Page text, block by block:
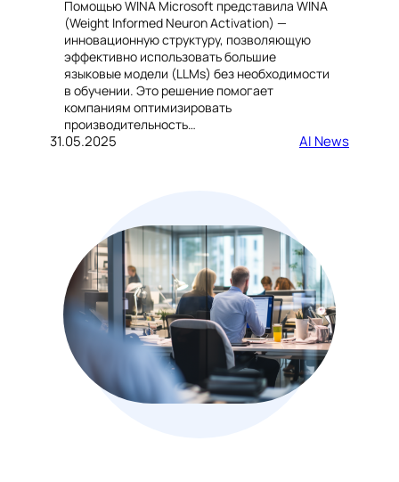
Помощью WINA Microsoft представила WINA
(Weight Informed Neuron Activation) —
инновационную структуру, позволяющую
эффективно использовать большие
языковые модели (LLMs) без необходимости
в обучении. Это решение помогает
компаниям оптимизировать
производительность…
31.05.2025 AI News